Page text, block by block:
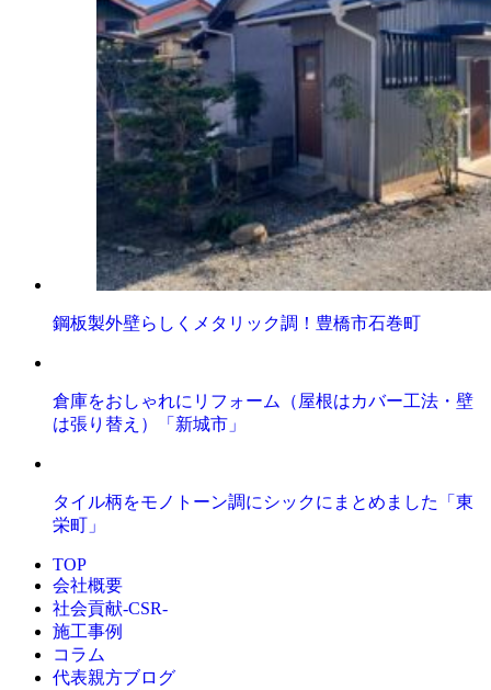
鋼板製外壁らしくメタリック調！豊橋市石巻町
倉庫をおしゃれにリフォーム（屋根はカバー工法・壁
は張り替え）「新城市」
タイル柄をモノトーン調にシックにまとめました「東
栄町」
TOP
会社概要
社会貢献-CSR-
施工事例
コラム
代表親方ブログ